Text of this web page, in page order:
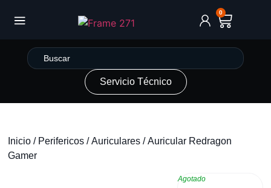
0
Servicio Técnico
Inicio / Perifericos /Auriculares / Auricular Redragon
Gamer
Agotado